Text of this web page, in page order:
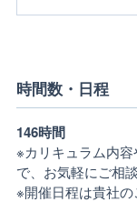
時間数・日程
146時間
※カリキュラム内
で、お気軽にご相
※開催日程は貴社の